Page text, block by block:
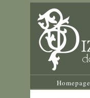
Homepage